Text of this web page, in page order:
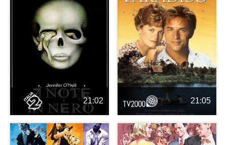
21:02 21:05